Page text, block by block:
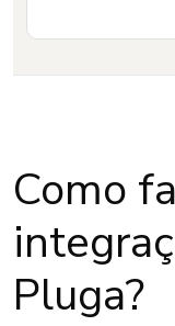
Como
Pluga?